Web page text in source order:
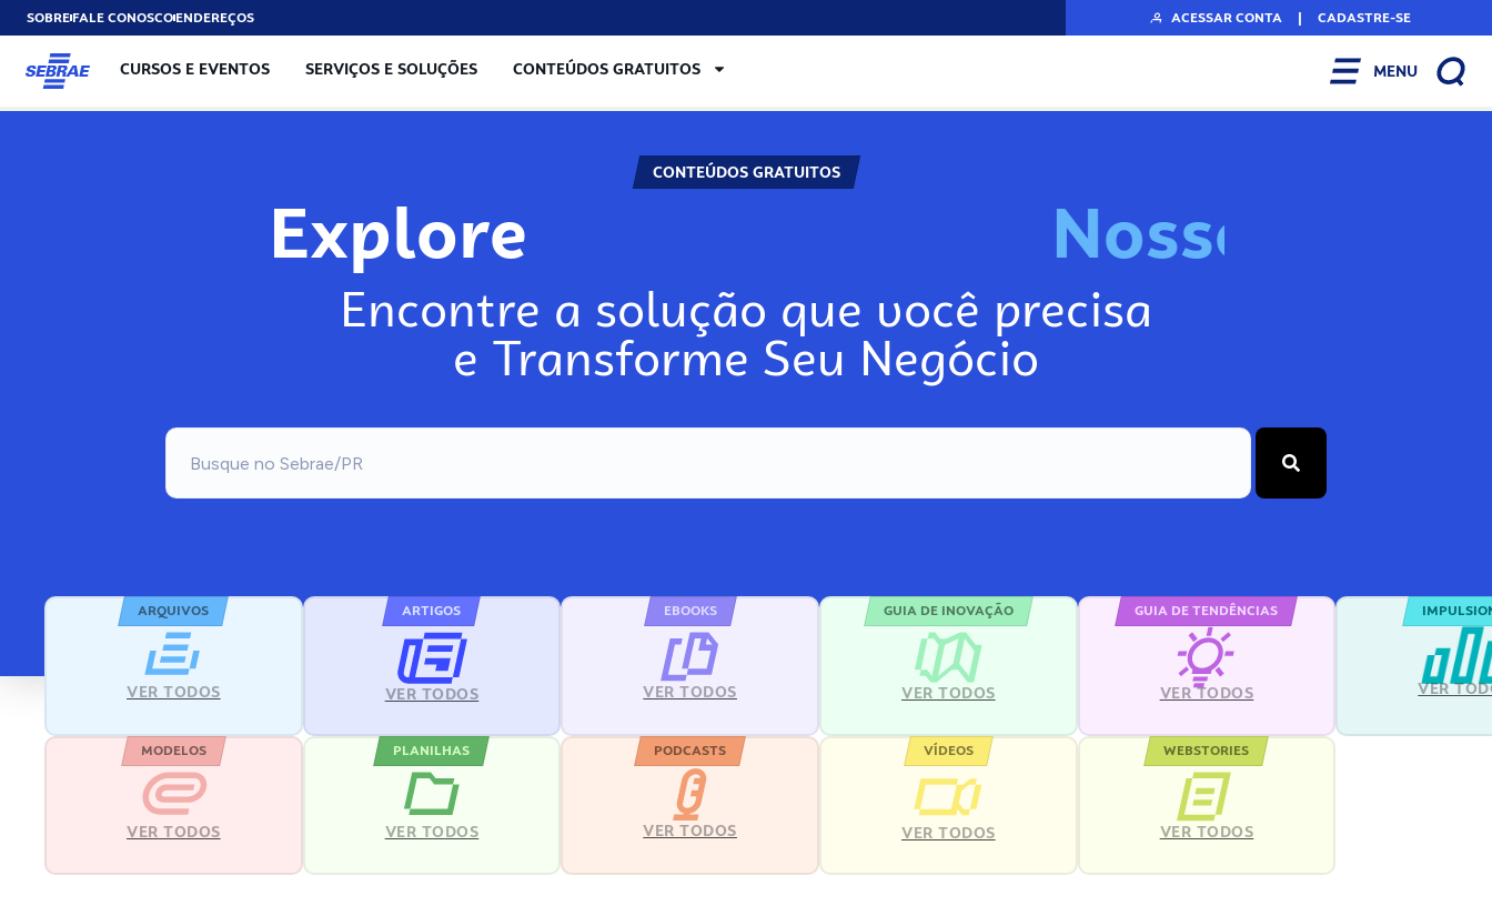
SOBREFALE CONOSCOENDEREÇOS ACESSAR CONTA | CADASTRE-SE
CURSOS E EVENTOS SERVIÇOS E SOLUÇÕES CONTEÚDOS GRATUITOS MENU
CONTEÚDOS GRATUITOS
Explore Nosso
Encontre a solução que você precisa
e Transforme Seu Negócio
ARQUIVOS
VER TODOS
ARTIGOS
VER TODOS
EBOOKS
VER TODOS
GUIA DE INOVAÇÃO
VER TODOS
GUIA DE TENDÊNCIAS
VER TODOS VER
MODELOS
VER TODOS
PLANILHAS
VER TODOS
PODCASTS
VER TODOS
VÍDEOS
VER TODOS
WEBSTORIES
VER TODOS